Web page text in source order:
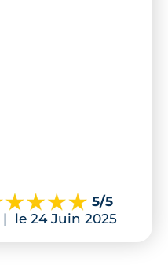
5/5
| le 24 Juin 2025